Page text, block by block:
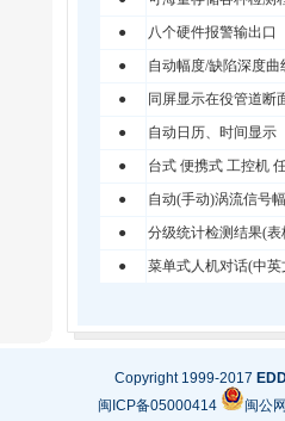
●
八个硬件报警输出口
●
自动幅度/缺陷深度曲
●
同屏显示在役管道断
●
自动日历、时间显示
●
台式 便携式 工控机
●
自动(手动)涡流信号
●
分级统计检测结果(
●
菜单式人机对话(中
Copyright 1999-2017
闽ICP备05000414
闽公